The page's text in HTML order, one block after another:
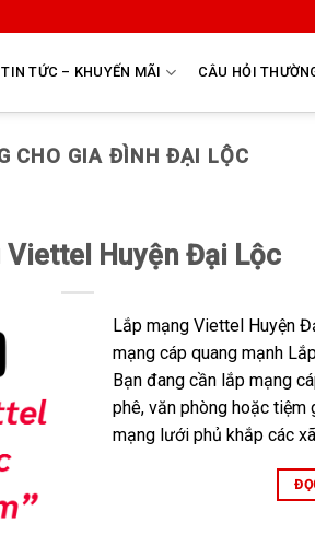
TIN TỨC – KHUYẾN MÃI CÂU HỎI
CHO GIA ĐÌNH ĐẠI LỘC
Viettel Huyện Đại Lộc
Lắp mạng Viettel Huyện
mạng cáp quang mạnh
Bạn đang cần lắp mạng
phê, văn phòng hoặc
mạng lưới phủ khắp các